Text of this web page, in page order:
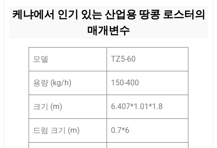
케냐에서 인기 있는 산업용 땅콩 로스터의
매개변수
모델 TZ5-60
용량 (kg/h) 150-400
크기 (m) 6.407*1.01*1.8
드럼 크기 (m) 0.7*6